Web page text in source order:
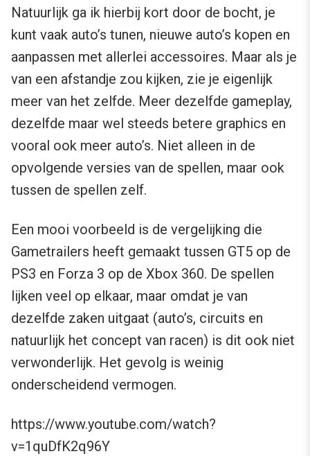
Natuurlijk ga ik hierbij kort door de bocht, je
kunt vaak auto’s tunen, nieuwe auto’s kopen en
aanpassen met allerlei accessoires. Maar als je
van een afstandje zou kijken, zie je eigenlijk
meer van het zelfde. Meer dezelfde gameplay,
dezelfde maar wel steeds betere graphics en
vooral ook meer auto’s. Niet alleen in de
opvolgende versies van de spellen, maar ook
tussen de spellen zelf.
Een mooi voorbeeld is de vergelijking die
Gametrailers heeft gemaakt tussen GT5 op de
PS3 en Forza 3 op de Xbox 360. De spellen
lijken veel op elkaar, maar omdat je van
dezelfde zaken uitgaat (auto’s, circuits en
natuurlijk het concept van racen) is dit ook niet
verwonderlijk. Het gevolg is weinig
onderscheidend vermogen.
https://www.youtube.com/watch?
v=1quDfK2q96Y